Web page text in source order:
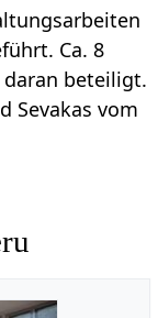
Ca. 8
beteiligt.
Sevakas vom